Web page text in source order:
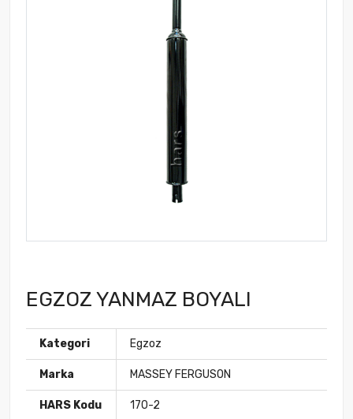
EGZOZ YANMAZ BOYALI
Kategori Egzoz
Marka MASSEY FERGUSON
HARS Kodu 170-2